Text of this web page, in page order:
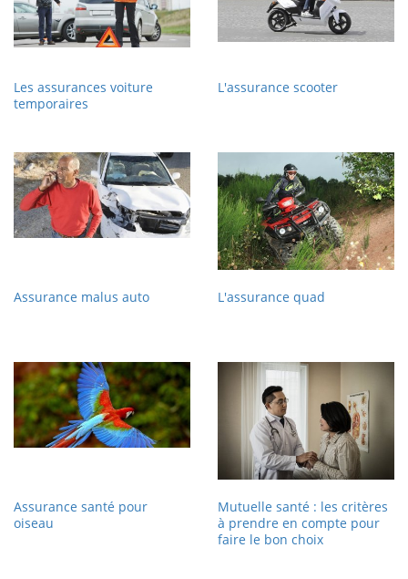
Les assurances voiture
temporaires
L'assurance scooter
Assurance malus auto L'assurance quad
Assurance santé pour
oiseau
Mutuelle santé : les critères
à prendre en compte pour
faire le bon choix